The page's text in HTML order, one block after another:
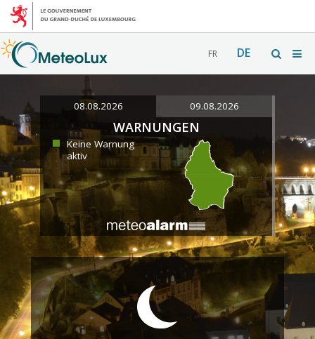
FR DE
08.08.2026 09.08.2026
WARNUNGEN
Keine Warnung
aktiv